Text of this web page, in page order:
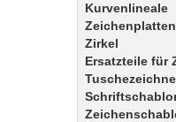
Kurvenlineale
Zirkel
Ersatzteile für